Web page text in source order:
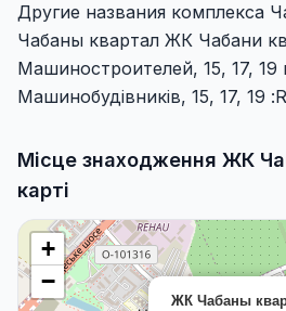
Другие названия комплекса
Чабаны квартал ЖК Чабани
Машиностроителей, 15, 17, 19
Машинобудівників, 15, 17, 19
Місце знаходження ЖК
карті
ЖК Чабаны
+
−